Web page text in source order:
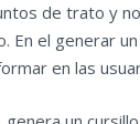
de trato y
En el generar
en las